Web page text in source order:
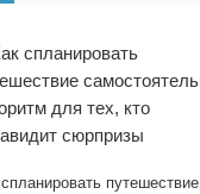
путешествие